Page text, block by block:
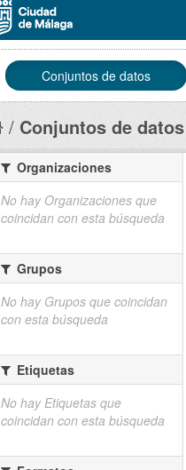
Conjuntos de datos
Conjuntos de datos
Organizaciones
No hay Organizaciones que
coincidan con esta búsqueda
Grupos
No hay Grupos que coincidan
con esta búsqueda
Etiquetas
No hay Etiquetas que
coincidan con esta búsqueda